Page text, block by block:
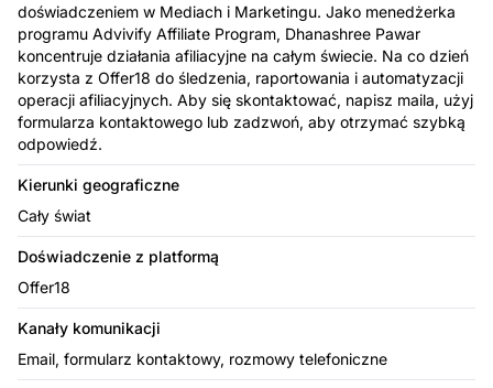
doświadczeniem w Mediach i Marketingu. Jako menedżerka
programu Advivify Affiliate Program, Dhanashree Pawar
koncentruje działania afiliacyjne na całym świecie. Na co dzień
korzysta z Offer18 do śledzenia, raportowania i automatyzacji
operacji afiliacyjnych. Aby się skontaktować, napisz maila, użyj
formularza kontaktowego lub zadzwoń, aby otrzymać szybką
odpowiedź.
Kierunki geograficzne
Cały świat
Doświadczenie z platformą
Offer18
Kanały komunikacji
Email, formularz kontaktowy, rozmowy telefoniczne